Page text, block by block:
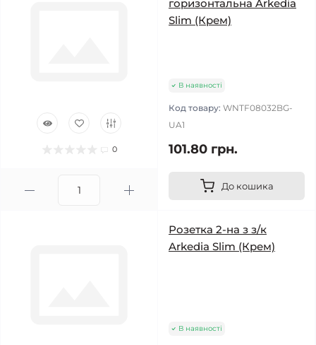
0
горизонтальна Arkedia
Slim (Крем)
В наявності
Код товару: WNTF08032BG-
UA1
101.80 грн.
До кошика
Розетка 2-на з з/к
Arkedia Slim (Крем)
В наявності